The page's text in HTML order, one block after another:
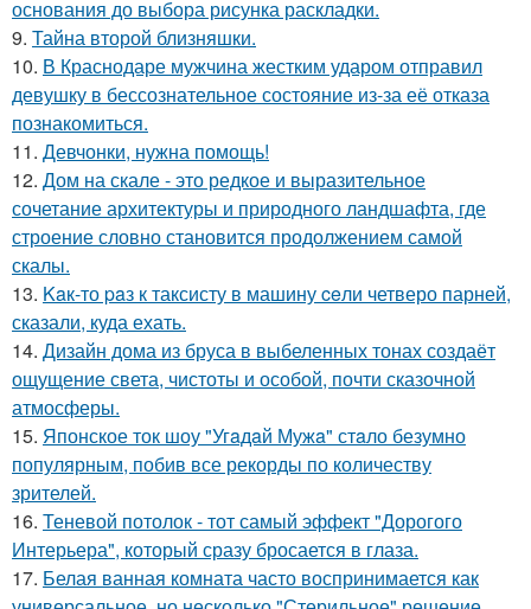
основания до выбора рисунка раскладки.
9. Тайна второй близняшки.
10. В Краснодаре мужчина жестким ударом отправил
девушку в бессознательное состояние из-за её отказа
познакомиться.
11. Девчонки, нужна помощь!
12. Дом на скале - это редкое и выразительное
сочетание архитектуры и природного ландшафта, где
строение словно становится продолжением самой
скалы.
13. Kaк-то paз к таксисту в машину ceли четверо парней,
сказали, куда ехать.
14. Дизайн дома из бруса в выбеленных тонах создаёт
ощущение света, чистоты и особой, почти сказочной
атмосферы.
15. Японское ток шоу "Угaдaй Мужa" стaло безумно
популярным, побив все рекорды по количеству
зрителей.
16. Теневой потолок - тот самый эффект "Дорогого
Интерьера", который сразу бросается в глаза.
17. Белая ванная комната часто воспринимается как